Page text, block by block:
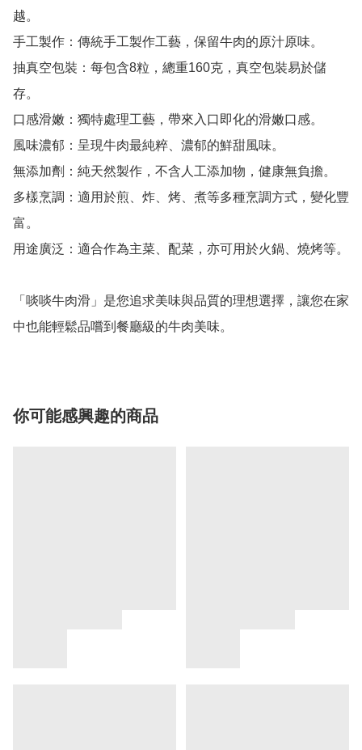
越。
手工製作：傳統手工製作工藝，保留牛肉的原汁原味。
抽真空包裝：每包含8粒，總重160克，真空包裝易於儲
存。
口感滑嫩：獨特處理工藝，帶來入口即化的滑嫩口感。
風味濃郁：呈現牛肉最純粹、濃郁的鮮甜風味。
無添加劑：純天然製作，不含人工添加物，健康無負擔。
多樣烹調：適用於煎、炸、烤、煮等多種烹調方式，變化豐
富。
用途廣泛：適合作為主菜、配菜，亦可用於火鍋、燒烤等。
「啖啖牛肉滑」是您追求美味與品質的理想選擇，讓您在家
中也能輕鬆品嚐到餐廳級的牛肉美味。
你可能感興趣的商品